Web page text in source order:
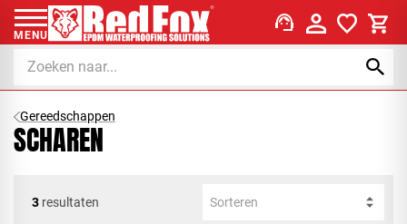
MENU support_agent
Gereedschappen
SCHAREN
3 resultaten Sorteren